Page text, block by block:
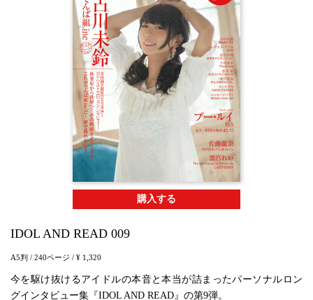
購入する
IDOL AND READ 009
A5判 / 240ページ / ¥ 1,320
今を駆け抜けるアイドルの本音と本当が詰まったパーソナルロン
グインタビュー集『IDOL AND READ』の第9弾。